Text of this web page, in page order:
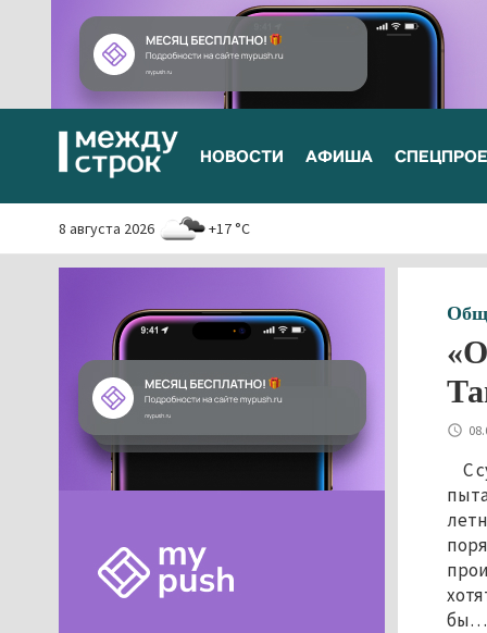
НОВОСТИ АФИША
8 августа 2026 +17 °C
С
бы…